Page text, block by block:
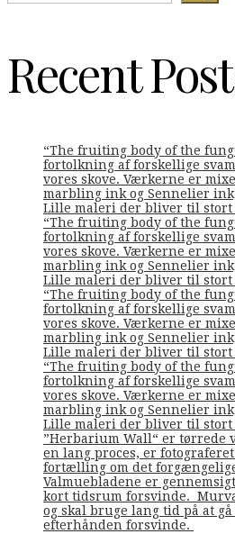
Recent
“The fruiting body of the
fortolkning af forskellige
vores skove. Værkerne er
marbling ink og Sennelier
Lille maleri der bliver til stort
“The fruiting body of the
fortolkning af forskellige
vores skove. Værkerne er
marbling ink og Sennelier
Lille maleri der bliver til stort
“The fruiting body of the
fortolkning af forskellige
vores skove. Værkerne er
marbling ink og Sennelier
Lille maleri der bliver til stort
“The fruiting body of the
fortolkning af forskellige
vores skove. Værkerne er
marbling ink og Sennelier
Lille maleri der bliver til stort
”Herbarium Wall“ er tørrede
en lang proces, er
fortælling om det
Valmuebladene er
kort tidsrum forsvinde.
og skal bruge lang tid på at
efterhånden forsvinde.